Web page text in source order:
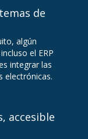
de
algún
el ERP
integrar las
electrónicas.
accesible